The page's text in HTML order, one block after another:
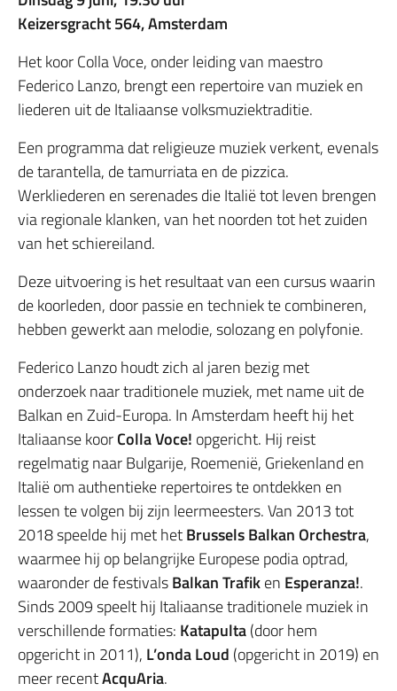
Keizersgracht 564, Amsterdam
Het koor Colla Voce, onder leiding van maestro
Federico Lanzo, brengt een repertoire van muziek en
liederen uit de Italiaanse volksmuziektraditie.
Een programma dat religieuze muziek verkent, evenals
de tarantella, de tamurriata en de pizzica.
Werkliederen en serenades die Italië tot leven brengen
via regionale klanken, van het noorden tot het zuiden
van het schiereiland.
Deze uitvoering is het resultaat van een cursus waarin
de koorleden, door passie en techniek te combineren,
hebben gewerkt aan melodie, solozang en polyfonie.
Federico Lanzo houdt zich al jaren bezig met
onderzoek naar traditionele muziek, met name uit de
Balkan en Zuid-Europa. In Amsterdam heeft hij het
Italiaanse koorColla Voce! opgericht. Hij reist
regelmatig naar Bulgarije, Roemenië, Griekenland en
Italië om authentieke repertoires te ontdekken en
lessen te volgen bij zijn leermeesters. Van 2013 tot
2018 speelde hij met hetBrussels Balkan Orchestra,
waarmee hij op belangrijke Europese podia optrad,
waaronder de festivalsBalkan Trafiken Esperanza!.
Sinds 2009 speelt hij Italiaanse traditionele muziek in
verschillende formaties: Katapulta(door hem
opgericht in 2011), L’onda Loud (opgericht in 2019) en
meer recentAcquAria.